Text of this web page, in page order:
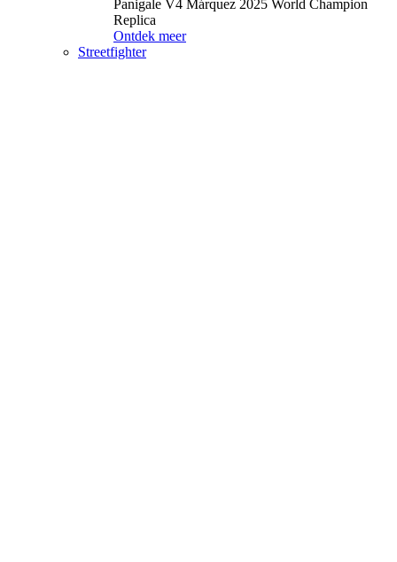
Panigale V4 Márquez 2025 World Champion
Replica
Ontdek meer
Streetfighter